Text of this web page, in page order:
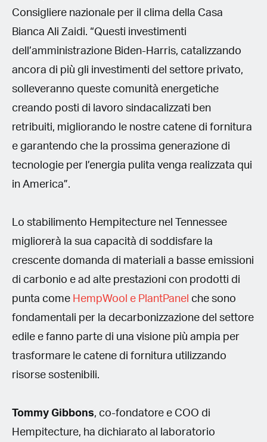
Consigliere nazionale per il clima della Casa
Bianca Ali Zaidi. “Questi investimenti
dell’amministrazione Biden-Harris, catalizzando
ancora di più gli investimenti del settore privato,
solleveranno queste comunità energetiche
creando posti di lavoro sindacalizzati ben
retribuiti, migliorando le nostre catene di fornitura
e garantendo che la prossima generazione di
tecnologie per l’energia pulita venga realizzata qui
in America”.
Lo stabilimento Hempitecture nel Tennessee
migliorerà la sua capacità di soddisfare la
crescente domanda di materiali a basse emissioni
di carbonio e ad alte prestazioni con prodotti di
punta come HempWool e PlantPanel che sono
fondamentali per la decarbonizzazione del settore
edile e fanno parte di una visione più ampia per
trasformare le catene di fornitura utilizzando
risorse sostenibili.
Tommy Gibbons, co-fondatore e COO di
Hempitecture, ha dichiarato al laboratorio